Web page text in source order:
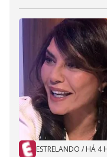
ESTRELANDO / HÁ 4